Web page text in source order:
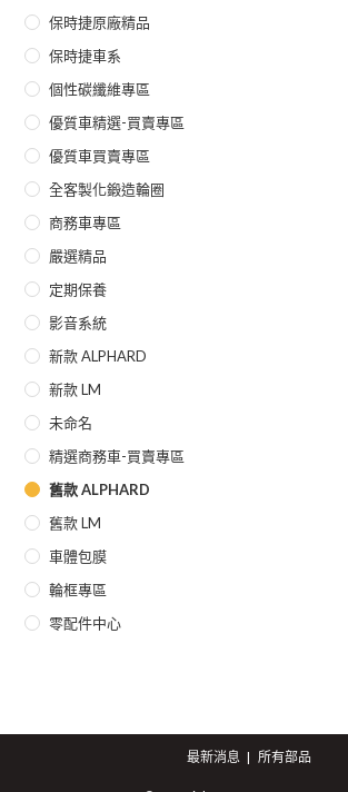
保時捷原廠精品
保時捷車系
個性碳纖維專區
優質車精選-買賣專區
優質車買賣專區
全客製化鍛造輪圈
商務車專區
嚴選精品
定期保養
影音系統
新款 ALPHARD
新款 LM
未命名
精選商務車-買賣專區
舊款 ALPHARD
舊款 LM
車體包膜
輪框專區
零配件中心
最新消息 所有部品